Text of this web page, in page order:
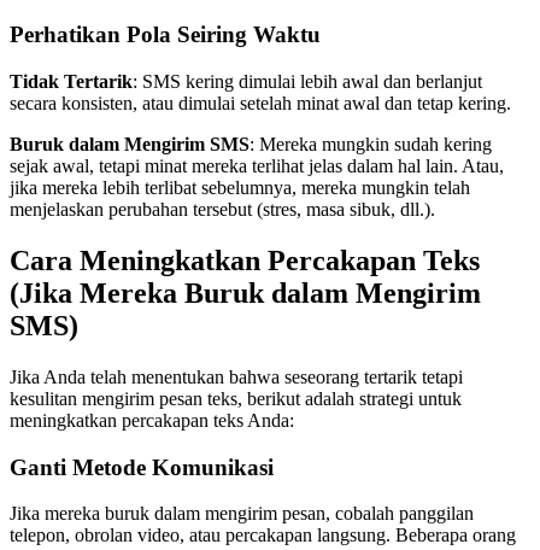
Perhatikan Pola Seiring Waktu
Tidak Tertarik: SMS kering dimulai lebih awal dan berlanjut
secara konsisten, atau dimulai setelah minat awal dan tetap kering.
Buruk dalam Mengirim SMS: Mereka mungkin sudah kering
sejak awal, tetapi minat mereka terlihat jelas dalam hal lain. Atau,
jika mereka lebih terlibat sebelumnya, mereka mungkin telah
menjelaskan perubahan tersebut (stres, masa sibuk, dll.).
Cara Meningkatkan Percakapan Teks
(Jika Mereka Buruk dalam Mengirim
SMS)
Jika Anda telah menentukan bahwa seseorang tertarik tetapi
kesulitan mengirim pesan teks, berikut adalah strategi untuk
meningkatkan percakapan teks Anda:
Ganti Metode Komunikasi
Jika mereka buruk dalam mengirim pesan, cobalah panggilan
telepon, obrolan video, atau percakapan langsung. Beberapa orang